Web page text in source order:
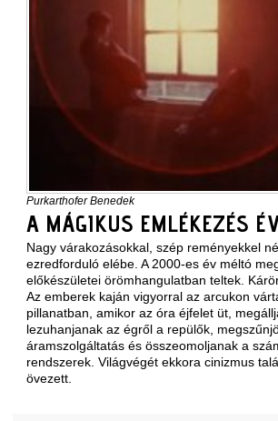
Purkarthofer Benedek
A MÁGIKUS EMLÉKEZÉS
Nagy várakozásokkal, szép reményekkel
ezredforduló elébe. A 2000-es év méltó
előkészületei örömhangulatban teltek.
Az emberek kaján vigyorral az arcukon
pillanatban, amikor az óra éjfelet üt,
lezuhanjanak az égről a repülők,
áramszolgáltatás és összeomoljanak a
rendszerek. Világvégét ekkora cinizmus
övezett.